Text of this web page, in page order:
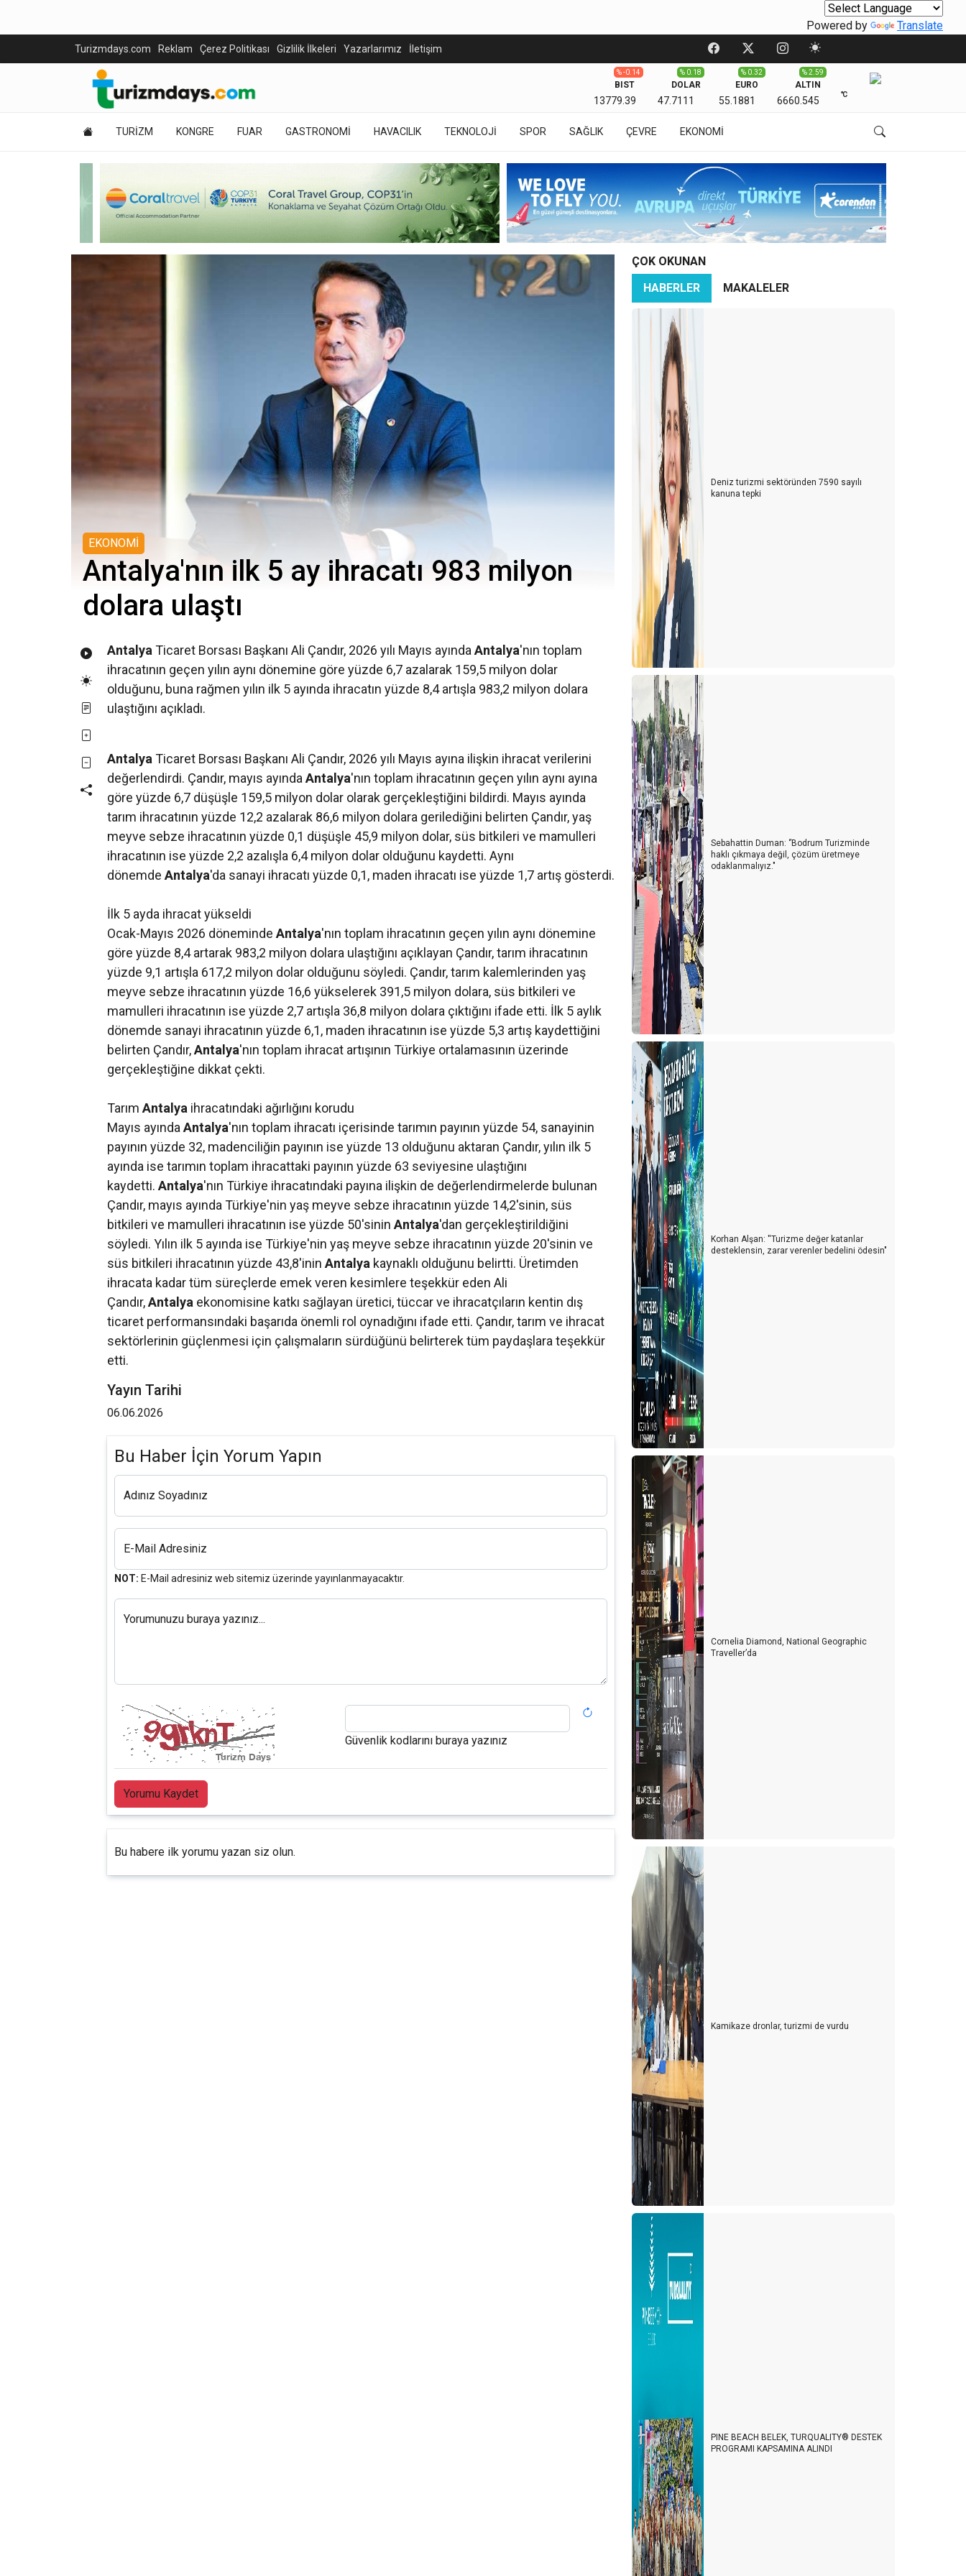
Powered by Translate
Turizmdays.com Reklam Çerez Politikası Gizlilik İlkeleri Yazarlarımız İletişim
BIST
13779.39
% -0.14
DOLAR
47.7111
% 0.18
EURO
55.1881
% 0.32
ALTIN
6660.545
% 2.59
℃
TURİZM KONGRE FUAR GASTRONOMİ HAVACILIK TEKNOLOJİ SPOR SAĞLIK ÇEVRE EKONOMİ
EKONOMİ
Antalya'nın ilk 5 ay ihracatı 983 milyon
dolara ulaştı
Antalya Ticaret Borsası Başkanı Ali Çandır, 2026 yılı Mayıs ayında Antalya'nın toplam
ihracatının geçen yılın aynı dönemine göre yüzde 6,7 azalarak 159,5 milyon dolar
olduğunu, buna rağmen yılın ilk 5 ayında ihracatın yüzde 8,4 artışla 983,2 milyon dolara
ulaştığını açıkladı.
Antalya Ticaret Borsası Başkanı Ali Çandır, 2026 yılı Mayıs ayına ilişkin ihracat verilerini
değerlendirdi. Çandır, mayıs ayında Antalya'nın toplam ihracatının geçen yılın aynı ayına
göre yüzde 6,7 düşüşle 159,5 milyon dolar olarak gerçekleştiğini bildirdi. Mayıs ayında
tarım ihracatının yüzde 12,2 azalarak 86,6 milyon dolara gerilediğini belirten Çandır, yaş
meyve sebze ihracatının yüzde 0,1 düşüşle 45,9 milyon dolar, süs bitkileri ve mamulleri
ihracatının ise yüzde 2,2 azalışla 6,4 milyon dolar olduğunu kaydetti. Aynı
dönemde Antalya'da sanayi ihracatı yüzde 0,1, maden ihracatı ise yüzde 1,7 artış gösterdi.
İlk 5 ayda ihracat yükseldi
Ocak-Mayıs 2026 döneminde Antalya'nın toplam ihracatının geçen yılın aynı dönemine
göre yüzde 8,4 artarak 983,2 milyon dolara ulaştığını açıklayan Çandır, tarım ihracatının
yüzde 9,1 artışla 617,2 milyon dolar olduğunu söyledi. Çandır, tarım kalemlerinden yaş
meyve sebze ihracatının yüzde 16,6 yükselerek 391,5 milyon dolara, süs bitkileri ve
mamulleri ihracatının ise yüzde 2,7 artışla 36,8 milyon dolara çıktığını ifade etti. İlk 5 aylık
dönemde sanayi ihracatının yüzde 6,1, maden ihracatının ise yüzde 5,3 artış kaydettiğini
belirten Çandır,Antalya'nın toplam ihracat artışının Türkiye ortalamasının üzerinde
gerçekleştiğine dikkat çekti.
Tarım Antalya ihracatındaki ağırlığını korudu
Mayıs ayında Antalya'nın toplam ihracatı içerisinde tarımın payının yüzde 54, sanayinin
payının yüzde 32, madenciliğin payının ise yüzde 13 olduğunu aktaran Çandır, yılın ilk 5
ayında ise tarımın toplam ihracattaki payının yüzde 63 seviyesine ulaştığını
kaydetti. Antalya'nın Türkiye ihracatındaki payına ilişkin de değerlendirmelerde bulunan
Çandır, mayıs ayında Türkiye'nin yaş meyve sebze ihracatının yüzde 14,2'sinin, süs
bitkileri ve mamulleri ihracatının ise yüzde 50'sinin Antalya'dan gerçekleştirildiğini
söyledi. Yılın ilk 5 ayında ise Türkiye'nin yaş meyve sebze ihracatının yüzde 20'sinin ve
süs bitkileri ihracatının yüzde 43,8'inin Antalya kaynaklı olduğunu belirtti. Üretimden
ihracata kadar tüm süreçlerde emek veren kesimlere teşekkür eden Ali
Çandır,Antalya ekonomisine katkı sağlayan üretici, tüccar ve ihracatçıların kentin dış
ticaret performansındaki başarıda önemli rol oynadığını ifade etti. Çandır, tarım ve ihracat
sektörlerinin güçlenmesi için çalışmaların sürdüğünü belirterek tüm paydaşlara teşekkür
etti.
Yayın Tarihi
06.06.2026
Bu Haber İçin Yorum Yapın
Adınız Soyadınız
E-Mail Adresiniz
NOT: E-Mail adresiniz web sitemiz üzerinde yayınlanmayacaktır.
Yorumunuzu buraya yazınız...
Güvenlik kodlarını buraya yazınız
Yorumu Kaydet
Bu habere ilk yorumu yazan siz olun.
ÇOK OKUNAN
HABERLER
MAKALELER
Deniz turizmi sektöründen 7590 sayılı
kanuna tepki
Sebahattin Duman: ‘’Bodrum Turizminde
haklı çıkmaya değil, çözüm üretmeye
odaklanmalıyız."
Korhan Alşan: ''Turizme değer katanlar
desteklensin, zarar verenler bedelini ödesin"
Cornelia Diamond, National Geographic
Traveller’da
Kamikaze dronlar, turizmi de vurdu
PINE BEACH BELEK, TURQUALITY® DESTEK
PROGRAMI KAPSAMINA ALINDI